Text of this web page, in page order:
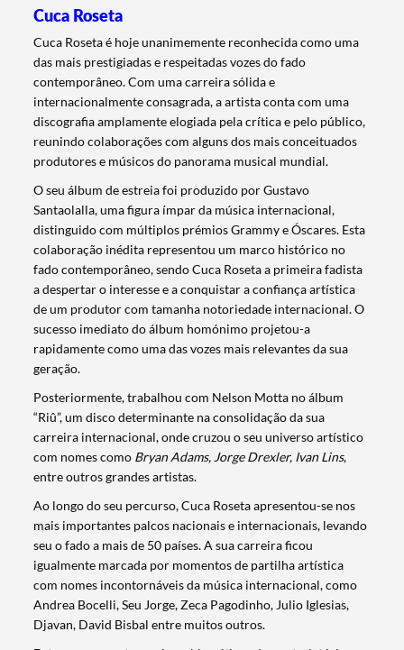
Cuca Roseta
Cuca Roseta é hoje unanimemente reconhecida como uma
das mais prestigiadas e respeitadas vozes do fado
contemporâneo. Com uma carreira sólida e
internacionalmente consagrada, a artista conta com uma
discografia amplamente elogiada pela crítica e pelo público,
reunindo colaborações com alguns dos mais conceituados
produtores e músicos do panorama musical mundial.
O seu álbum de estreia foi produzido por Gustavo
Santaolalla, uma figura ímpar da música internacional,
distinguido com múltiplos prémios Grammy e Óscares. Esta
colaboração inédita representou um marco histórico no
fado contemporâneo, sendo Cuca Roseta a primeira fadista
a despertar o interesse e a conquistar a confiança artística
de um produtor com tamanha notoriedade internacional. O
sucesso imediato do álbum homónimo projetou-a
rapidamente como uma das vozes mais relevantes da sua
geração.
Posteriormente, trabalhou com Nelson Motta no álbum
“Riû”, um disco determinante na consolidação da sua
carreira internacional, onde cruzou o seu universo artístico
com nomes como Bryan Adams, Jorge Drexler, Ivan Lins,
entre outros grandes artistas.
Ao longo do seu percurso, Cuca Roseta apresentou-se nos
mais importantes palcos nacionais e internacionais, levando
seu o fado a mais de 50 países. A sua carreira ficou
igualmente marcada por momentos de partilha artística
com nomes incontornáveis da música internacional, como
Andrea Bocelli, Seu Jorge, Zeca Pagodinho, Julio Iglesias,
Djavan, David Bisbal entre muitos outros.